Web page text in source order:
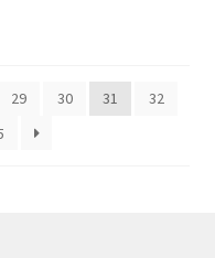
29 30 31
32